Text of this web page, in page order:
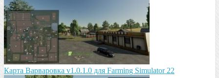
Карта Варваровка v1.0.1.0 для Farming Simulator 22